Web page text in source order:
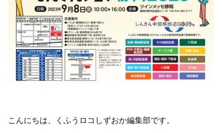
こんにちは、くふうロコしずおか編集部です。